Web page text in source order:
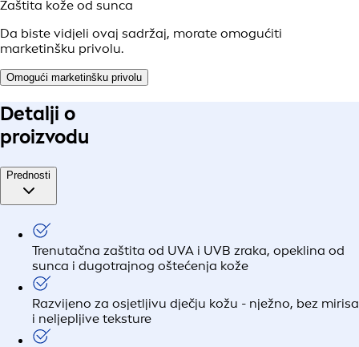
Zaštita kože od sunca
Da biste vidjeli ovaj sadržaj, morate omogućiti
marketinšku privolu.
Omogući marketinšku privolu
Detalji o
proizvodu
Prednosti
Trenutačna zaštita od UVA i UVB zraka, opeklina od
sunca i dugotrajnog oštećenja kože
Razvijeno za osjetljivu dječju kožu - nježno, bez mirisa
i neljepljive teksture